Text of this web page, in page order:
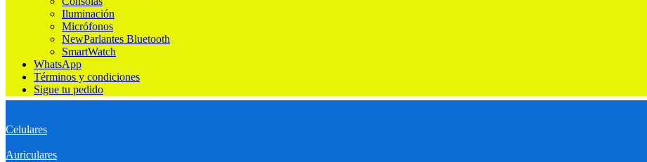
Iluminación
Micrófonos
NewParlantes Bluetooth
SmartWatch
WhatsApp
Términos y condiciones
Sigue tu pedido
Celulares
Auriculares